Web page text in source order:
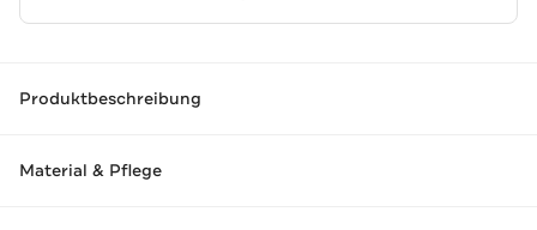
Produktbeschreibung
Material & Pflege